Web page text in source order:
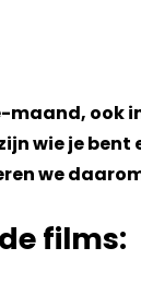
maand, ook
wie je bent
we
films: